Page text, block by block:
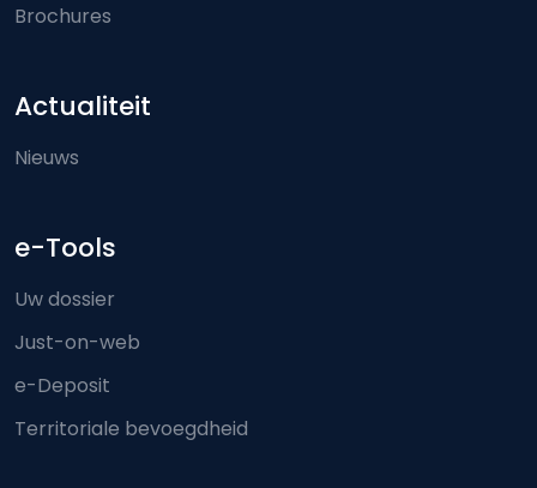
Brochures
Actualiteit
Nieuws
e-Tools
Uw dossier
Just-on-web
e-Deposit
Territoriale bevoegdheid